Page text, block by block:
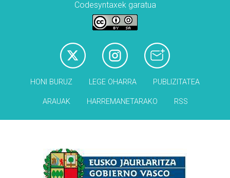
Codesyntaxek garatua
HONI BURUZ LEGE OHARRA PUBLIZITATEA
ARAUAK HARREMANETARAKO RSS